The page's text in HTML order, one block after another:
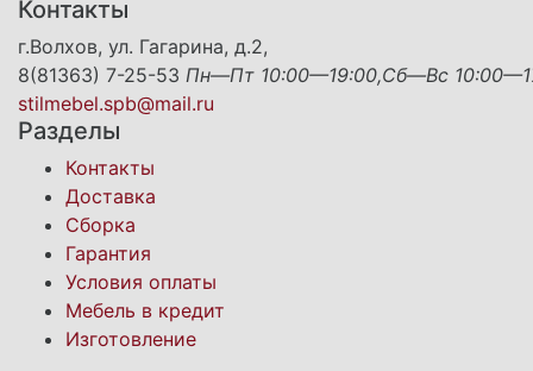
Контакты
г.Волхов, ул. Гагарина, д.2,
8(81363) 7-25-53 Пн—Пт 10:00—19:00,Сб—Вс
stilmebel.spb@mail.ru
Разделы
Контакты
Доставка
Сборка
Гарантия
Условия оплаты
Мебель в кредит
Изготовление